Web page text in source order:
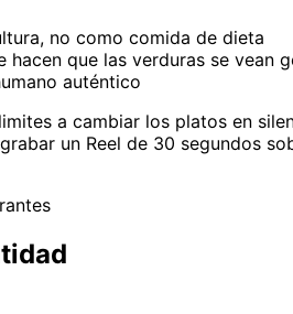
no como comida de dieta
que las verduras se vean
auténtico
a cambiar los platos en
un Reel de 30 segundos